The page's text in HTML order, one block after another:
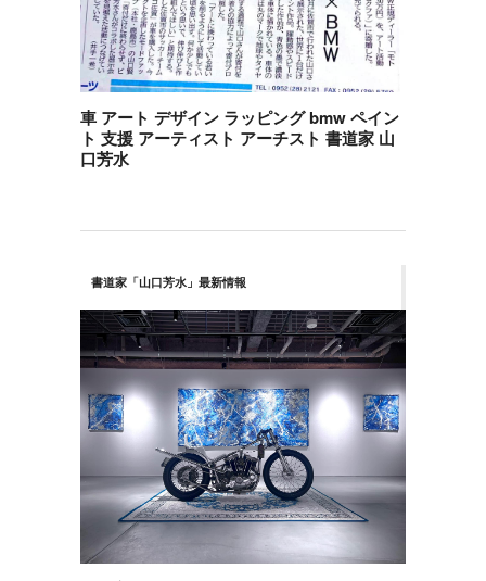
車 アート デザイン ラッピング bmw ペイン
ト 支援 アーティスト アーチスト 書道家 山
口芳水
書道家「山口芳水」最新情報